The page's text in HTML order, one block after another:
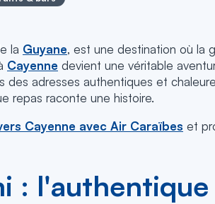
la Guyane, est une destination où la
Cayenne devient une véritable
des adresses authentiques et
repas raconte une histoire.
Cayenne avec Air Caraïbes et
: